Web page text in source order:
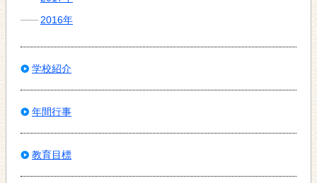
2016年
学校紹介
年間行事
教育目標